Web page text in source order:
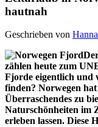
hautnah
Geschrieben von
zählen heute zum
Fjorde eigentlich und
finden? Norwegen
Überraschendes zu
Naturschönheiten im
erleben lassen. Diese